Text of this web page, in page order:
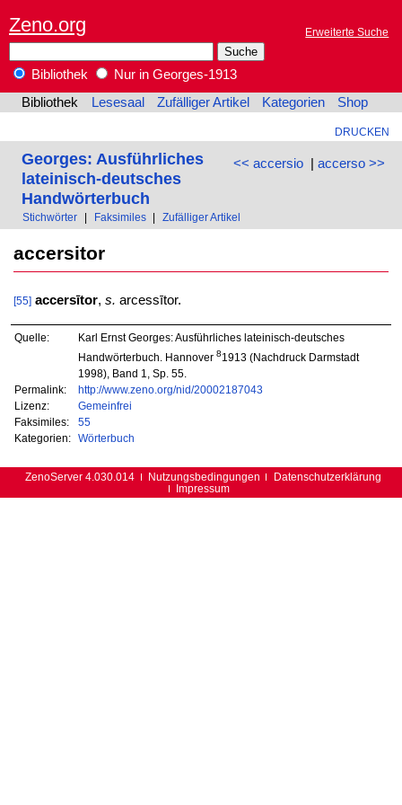
Zeno.org Erweiterte Suche
Bibliothek
Nur in Georges-1913
Bibliothek
Lesesaal Zufälliger Artikel Kategorien Shop
DRUCKEN
<< accersio| accerso >>
Georges: Ausführliches
lateinisch-deutsches
Handwörterbuch
Stichwörter Faksimiles Zufälliger Artikel
accersitor
[55] accersītor, s. arcessītor.
Quelle:
Karl Ernst Georges: Ausführliches lateinisch-deutsches
Handwörterbuch. Hannover 81913 (Nachdruck Darmstadt
1998), Band 1, Sp. 55.
Permalink:
http://www.zeno.org/nid/20002187043
Lizenz:
Gemeinfrei
Faksimiles:
55
Kategorien:
Wörterbuch
ZenoServer 4.030.014 Nutzungsbedingungen
Datenschutzerklärung
Impressum